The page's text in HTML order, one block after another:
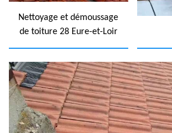
Nettoyage et démoussage
de toiture 28 Eure-et-Loir